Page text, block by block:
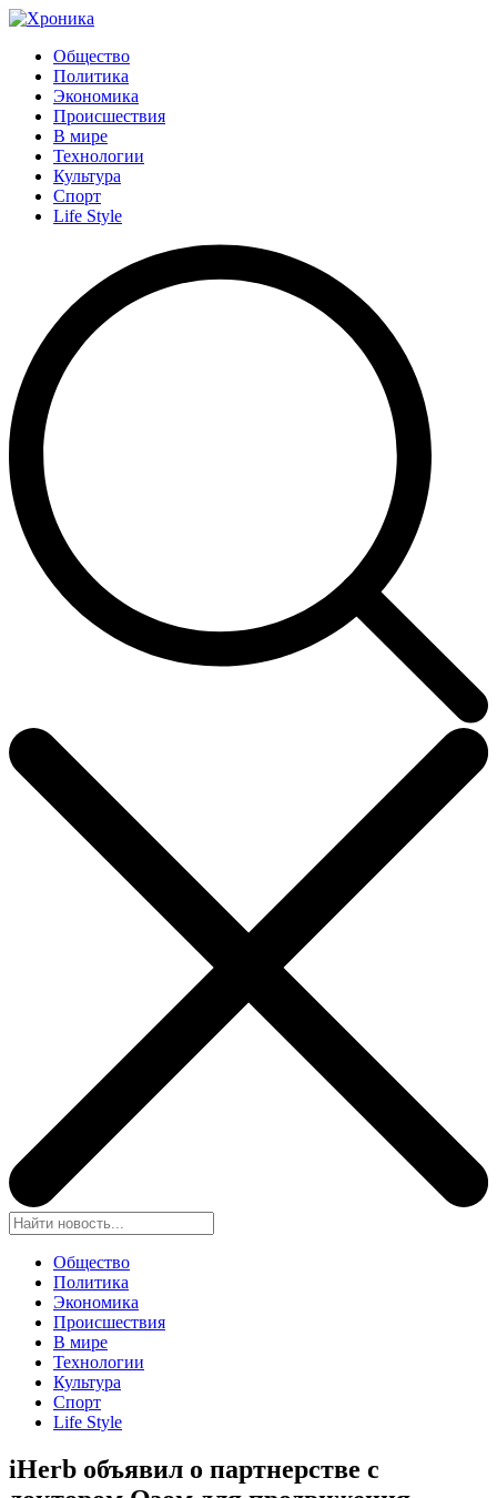
Общество
Политика
Экономика
Происшествия
В мире
Технологии
Культура
Спорт
Life Style
Общество
Политика
Экономика
Происшествия
В мире
Технологии
Культура
Спорт
Life Style
iHerb объявил о партнерстве с